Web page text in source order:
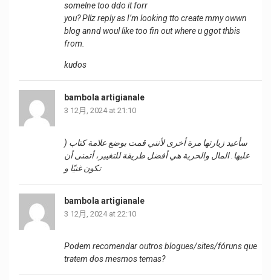
somelne too ddo it forr
you? Pllz reply as I’m looking tto create mmy owwn
blog annd woul like too fin out where u ggot thbis
from.
kudos
bambola artigianale
3 12月, 2024 at 21:10
) سأعيد زيارتها مرة أخرى لأنني قمت بوضع علامة كتاب
عليها. المال والحرية هي أفضل طريقة للتغيير، أتمنى أن
تكون غنيًا و
bambola artigianale
3 12月, 2024 at 22:10
Podem recomendar outros blogues/sites/fóruns que
tratem dos mesmos temas?